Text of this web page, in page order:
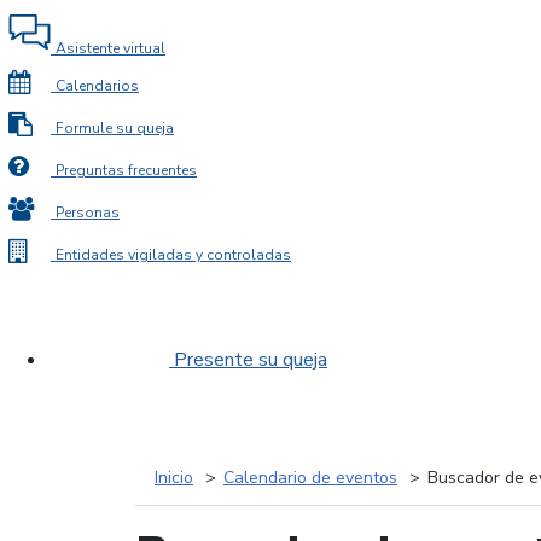
Asistente virtual
Calendarios
Formule su queja
Preguntas frecuentes
Personas
Entidades vigiladas y controladas
Presente su queja
Inicio Calendario de eventos Buscador de